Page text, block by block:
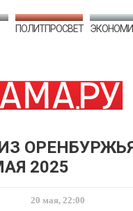
ПОЛИТПРОСВЕТ
2025
20 мая, 22:00